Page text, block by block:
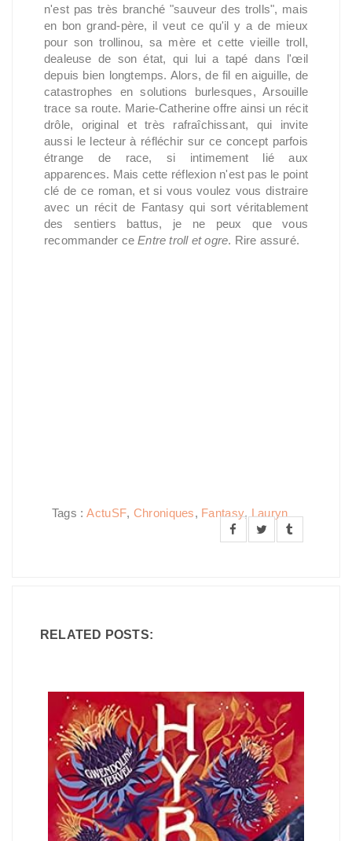
n'est pas très branché "sauveur des trolls", mais
en bon grand-père, il veut ce qu'il y a de mieux
pour son trollinou, sa mère et cette vieille troll,
dealeuse de son état, qui lui a tapé dans l'œil
depuis bien longtemps. Alors, de fil en aiguille, de
catastrophes en solutions burlesques, Arsouille
trace sa route. Marie-Catherine offre ainsi un récit
drôle, original et très rafraîchissant, qui invite
aussi le lecteur à réfléchir sur ce concept parfois
étrange de race, si intimement lié aux
apparences. Mais cette réflexion n'est pas le point
clé de ce roman, et si vous voulez vous distraire
avec un récit de Fantasy qui sort véritablement
des sentiers battus, je ne peux que vous
recommander ceEntre troll et ogre. Rire assuré.
Tags :ActuSF, Chroniques, Fantasy, Lauryn
RELATED POSTS: